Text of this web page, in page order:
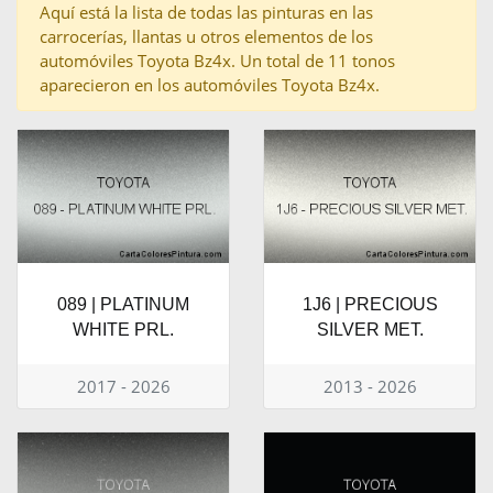
Aquí está la lista de todas las pinturas en las
carrocerías, llantas u otros elementos de los
automóviles Toyota Bz4x. Un total de 11 tonos
aparecieron en los automóviles Toyota Bz4x.
089 | PLATINUM
WHITE PRL.
2017 - 2026
1J6 | PRECIOUS
SILVER MET.
2013 - 2026